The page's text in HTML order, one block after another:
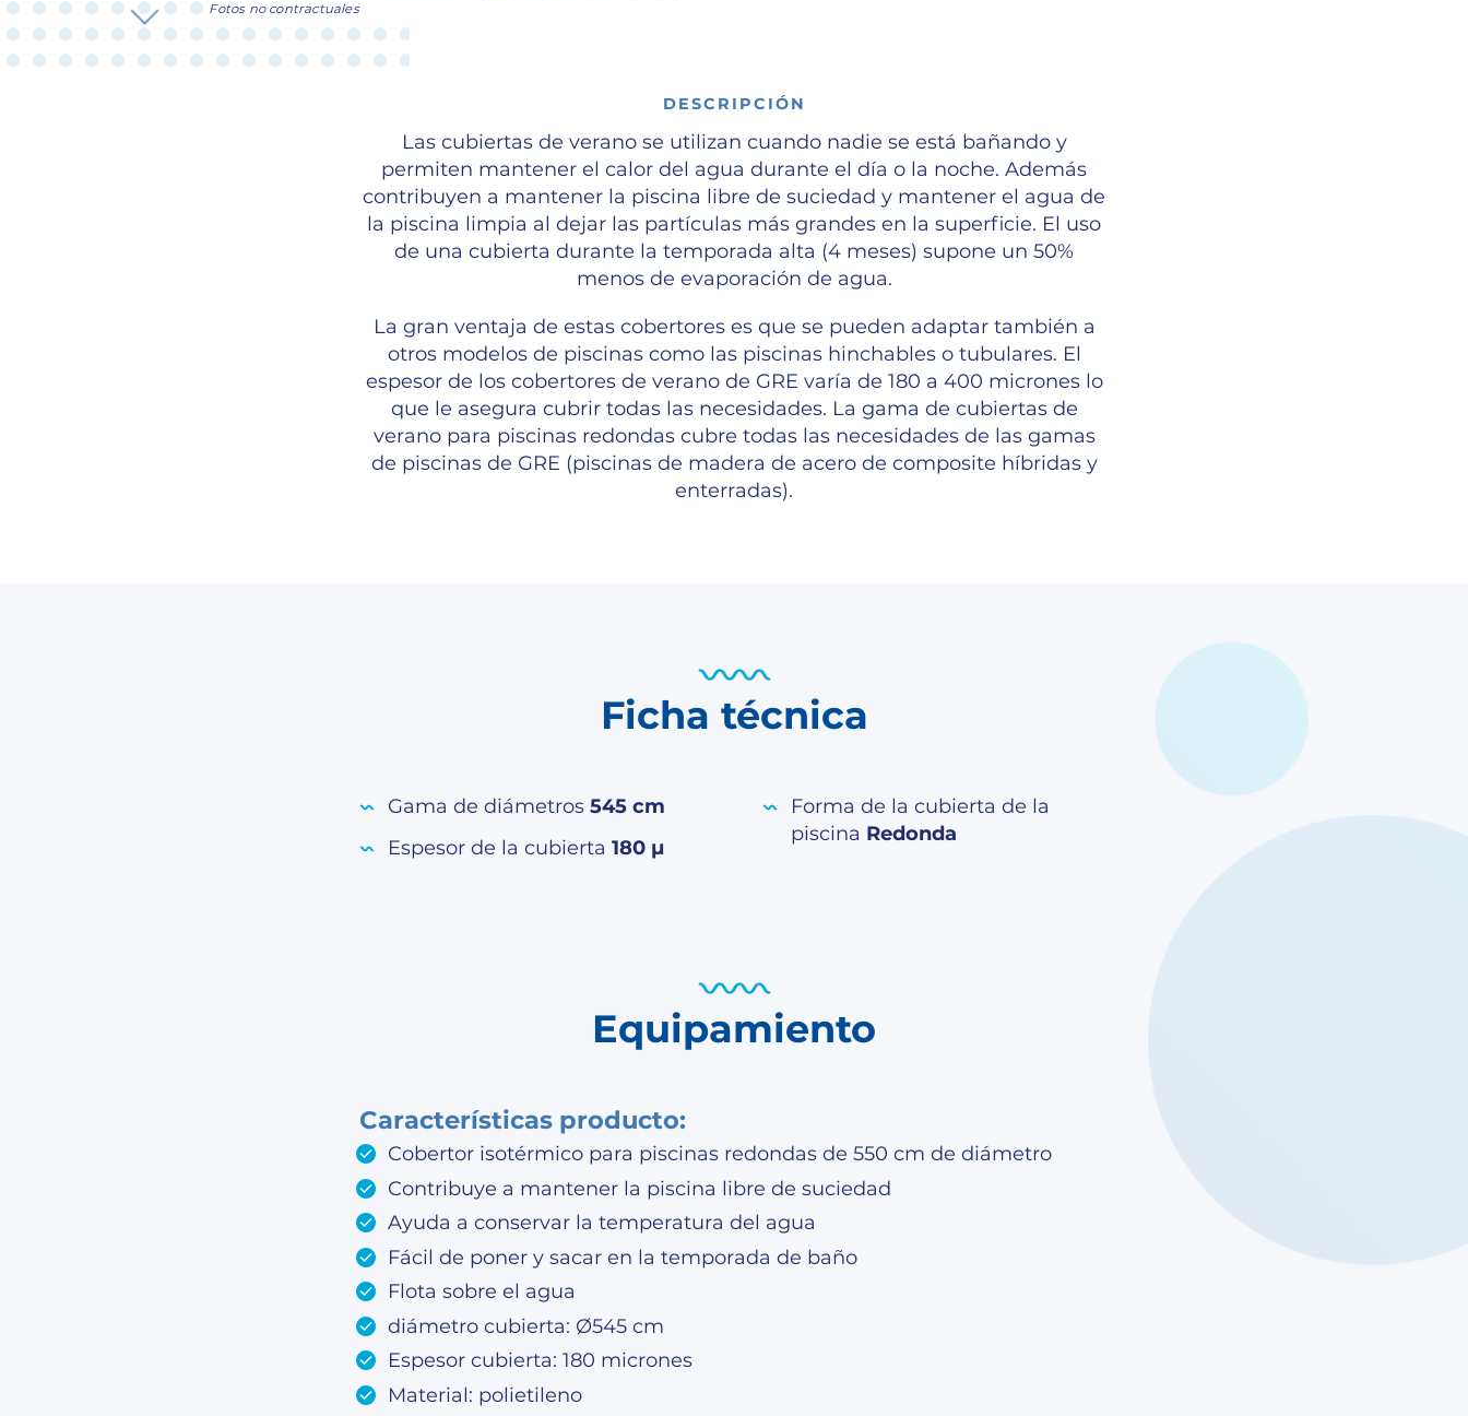
Fotos no contractuales
DESCRIPCIÓN
Las cubiertas de verano se utilizan cuando nadie se está bañando y
permiten mantener el calor del agua durante el día o la noche. Además
contribuyen a mantener la piscina libre de suciedad y mantener el agua de
la piscina limpia al dejar las partículas más grandes en la superficie. El uso
de una cubierta durante la temporada alta (4 meses) supone un 50%
menos de evaporación de agua.
La gran ventaja de estas cobertores es que se pueden adaptar también a
otros modelos de piscinas como las piscinas hinchables o tubulares. El
espesor de los cobertores de verano de GRE varía de 180 a 400 micrones lo
que le asegura cubrir todas las necesidades. La gama de cubiertas de
verano para piscinas redondas cubre todas las necesidades de las gamas
de piscinas de GRE (piscinas de madera de acero de composite híbridas y
enterradas).
Ficha técnica
Gama de diámetros 545 cm
Espesor de la cubierta 180 µ
Forma de la cubierta de la
piscina Redonda
Equipamiento
Características producto:
Cobertor isotérmico para piscinas redondas de 550 cm de diámetro
Contribuye a mantener la piscina libre de suciedad
Ayuda a conservar la temperatura del agua
Fácil de poner y sacar en la temporada de baño
Flota sobre el agua
diámetro cubierta: Ø545 cm
Espesor cubierta: 180 micrones
Material: polietileno